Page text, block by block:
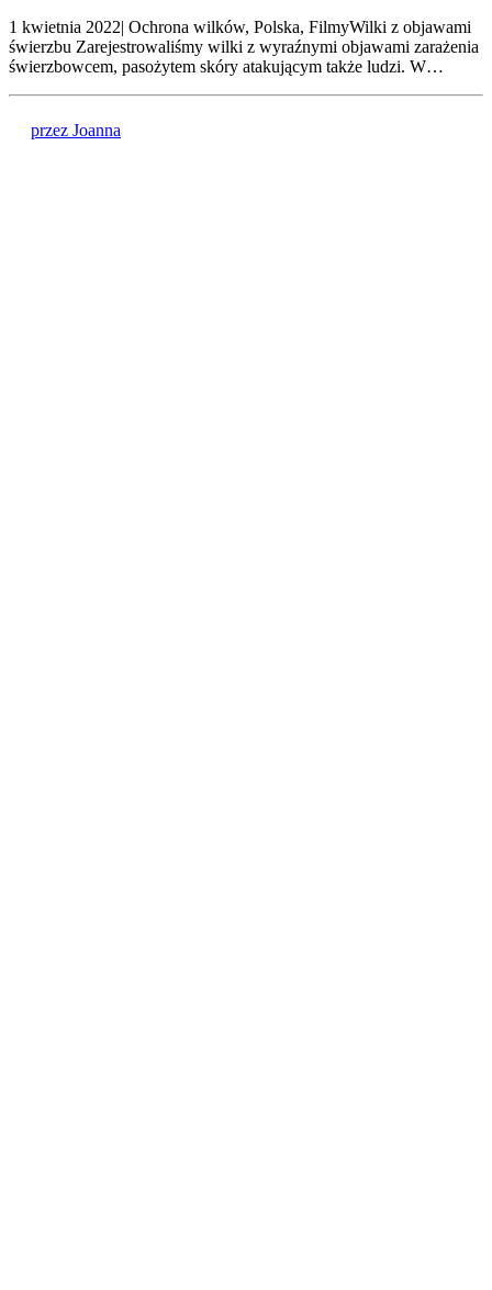
1 kwietnia 2022| Ochrona wilków, Polska, FilmyWilki z objawami
świerzbu Zarejestrowaliśmy wilki z wyraźnymi objawami zarażenia
świerzbowcem, pasożytem skóry atakującym także ludzi. W…
przez Joanna